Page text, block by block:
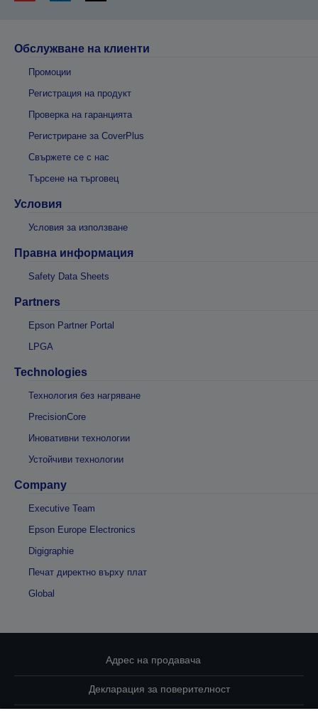
Обслужване на клиенти
Промоции
Регистрация на продукт
Проверка на гаранцията
Регистриране за CoverPlus
Свържете се с нас
Търсене на търговец
Условия
Условия за използване
Правна информация
Safety Data Sheets
Partners
Epson Partner Portal
LPGA
Technologies
Технология без нагряване
PrecisionCore
Иновативни технологии
Устойчиви технологии
Company
Executive Team
Epson Europe Electronics
Digigraphie
Печат директно върху плат
Global
Адрес на продавача
Декларация за поверителност